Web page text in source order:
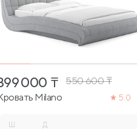
2
000 ₸ 550 600₸
Milano
5.0
Ш. Д.